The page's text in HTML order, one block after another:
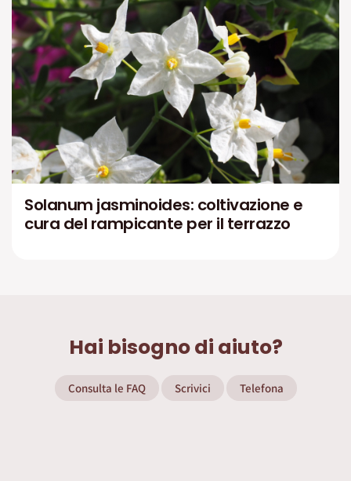
Solanum jasminoides: coltivazione e
cura del rampicante per il terrazzo
Hai bisogno di aiuto?
Consulta le FAQ Scrivici Telefona